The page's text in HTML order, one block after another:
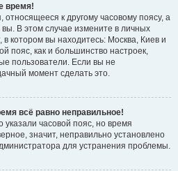
время!
к другому часовому поясу, а
вы. В этом случае измените в личных
в котором вы находитесь: Москва, Киев и
пояс, как и большинство настроек,
пользователи. Если вы не
момент сделать это.
всё равно неправильное!
часовой пояс, но время
значит, неправильно установлено
для устранения проблемы.